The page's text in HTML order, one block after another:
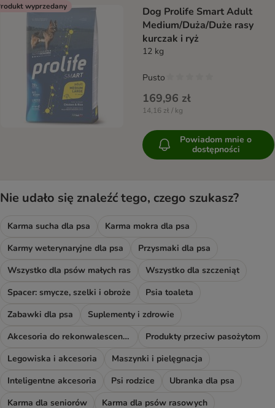
wyprzedany
Dog Prolife Smart Adult
Medium/Duża/Duże rasy
kurczak i ryż
12 kg
169,96 zł
14,16 zł / kg
Pusto
Powiadom mnie o
dostępności
Nie udało się znaleźć tego, czego szukasz?
Karma sucha dla psa
Karma mokra dla psa
Karmy weterynaryjne dla psa
Przysmaki dla psa
Wszystko dla psów małych ras
Wszystko dla szczeniąt
Spacer: smycze, szelki i obroże
Psia toaleta
Zabawki dla psa
Suplementy i zdrowie
Akcesoria do rekonwalescencji
Produkty przeciw pasożytom
Legowiska i akcesoria
Maszynki i pielęgnacja
Inteligentne akcesoria
Psi rodzice
Ubranka dla psa
Karma dla seniorów
Karma dla psów rasowych